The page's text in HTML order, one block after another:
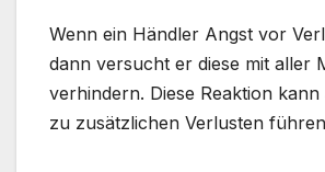
Wenn ein Händler Angst vor
dann versucht er diese mit aller
verhindern. Diese Reaktion
zu zusätzlichen Verlusten